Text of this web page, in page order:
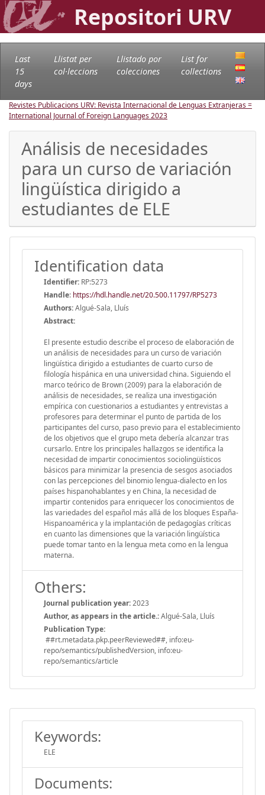
Repositori URV
Last
15
days
Llistat per
col·leccions
Llistado por
colecciones
List for
collections
Revistes Publicacions URV: Revista Internacional de Lenguas Extranjeras =
International Journal of Foreign Languages2023
Análisis de necesidades
para un curso de variación
lingüística dirigido a
estudiantes de ELE
Identification data
Identifier: RP:5273
Handle: https://hdl.handle.net/20.500.11797/RP5273
Authors:Algué-Sala, Lluís
Abstract:
El presente estudio describe el proceso de elaboración de
un análisis de necesidades para un curso de variación
lingüística dirigido a estudiantes de cuarto curso de
filología hispánica en una universidad china. Siguiendo el
marco teórico de Brown (2009) para la elaboración de
análisis de necesidades, se realiza una investigación
empírica con cuestionarios a estudiantes y entrevistas a
profesores para determinar el punto de partida de los
participantes del curso, paso previo para el establecimiento
de los objetivos que el grupo meta debería alcanzar tras
cursarlo. Entre los principales hallazgos se identifica la
necesidad de impartir conocimientos sociolingüísticos
básicos para minimizar la presencia de sesgos asociados
con las percepciones del binomio lengua-dialecto en los
países hispanohablantes y en China, la necesidad de
impartir contenidos para enriquecer los conocimientos de
las variedades del español más allá de los bloques España-
Hispanoamérica y la implantación de pedagogías críticas
en cuanto las dimensiones que la variación lingüística
puede tomar tanto en la lengua meta como en la lengua
materna.
Others:
Journal publication year:2023
Author, as appears in the article.:Algué-Sala, Lluís
Publication Type:
##rt.metadata.pkp.peerReviewed##, info:eu-
repo/semantics/publishedVersion, info:eu-
repo/semantics/article
Keywords:
ELE
Documents: